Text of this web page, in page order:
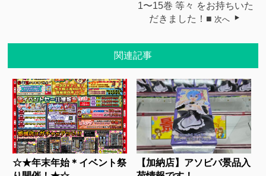
1〜15巻 等々 をお持ちいた
だきました！■ 次へ
関連記事
☆★年末年始＊イベント祭
【加納店】アソビバ景品入